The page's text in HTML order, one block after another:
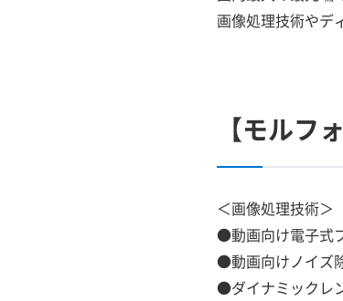
画像処理技術やデ
【モルフ
＜画像処理技術＞
●動画向け電子式
●動画向けノイズ
●ダイナミックレ